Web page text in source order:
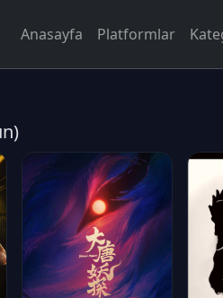
Anasayfa Platformlar